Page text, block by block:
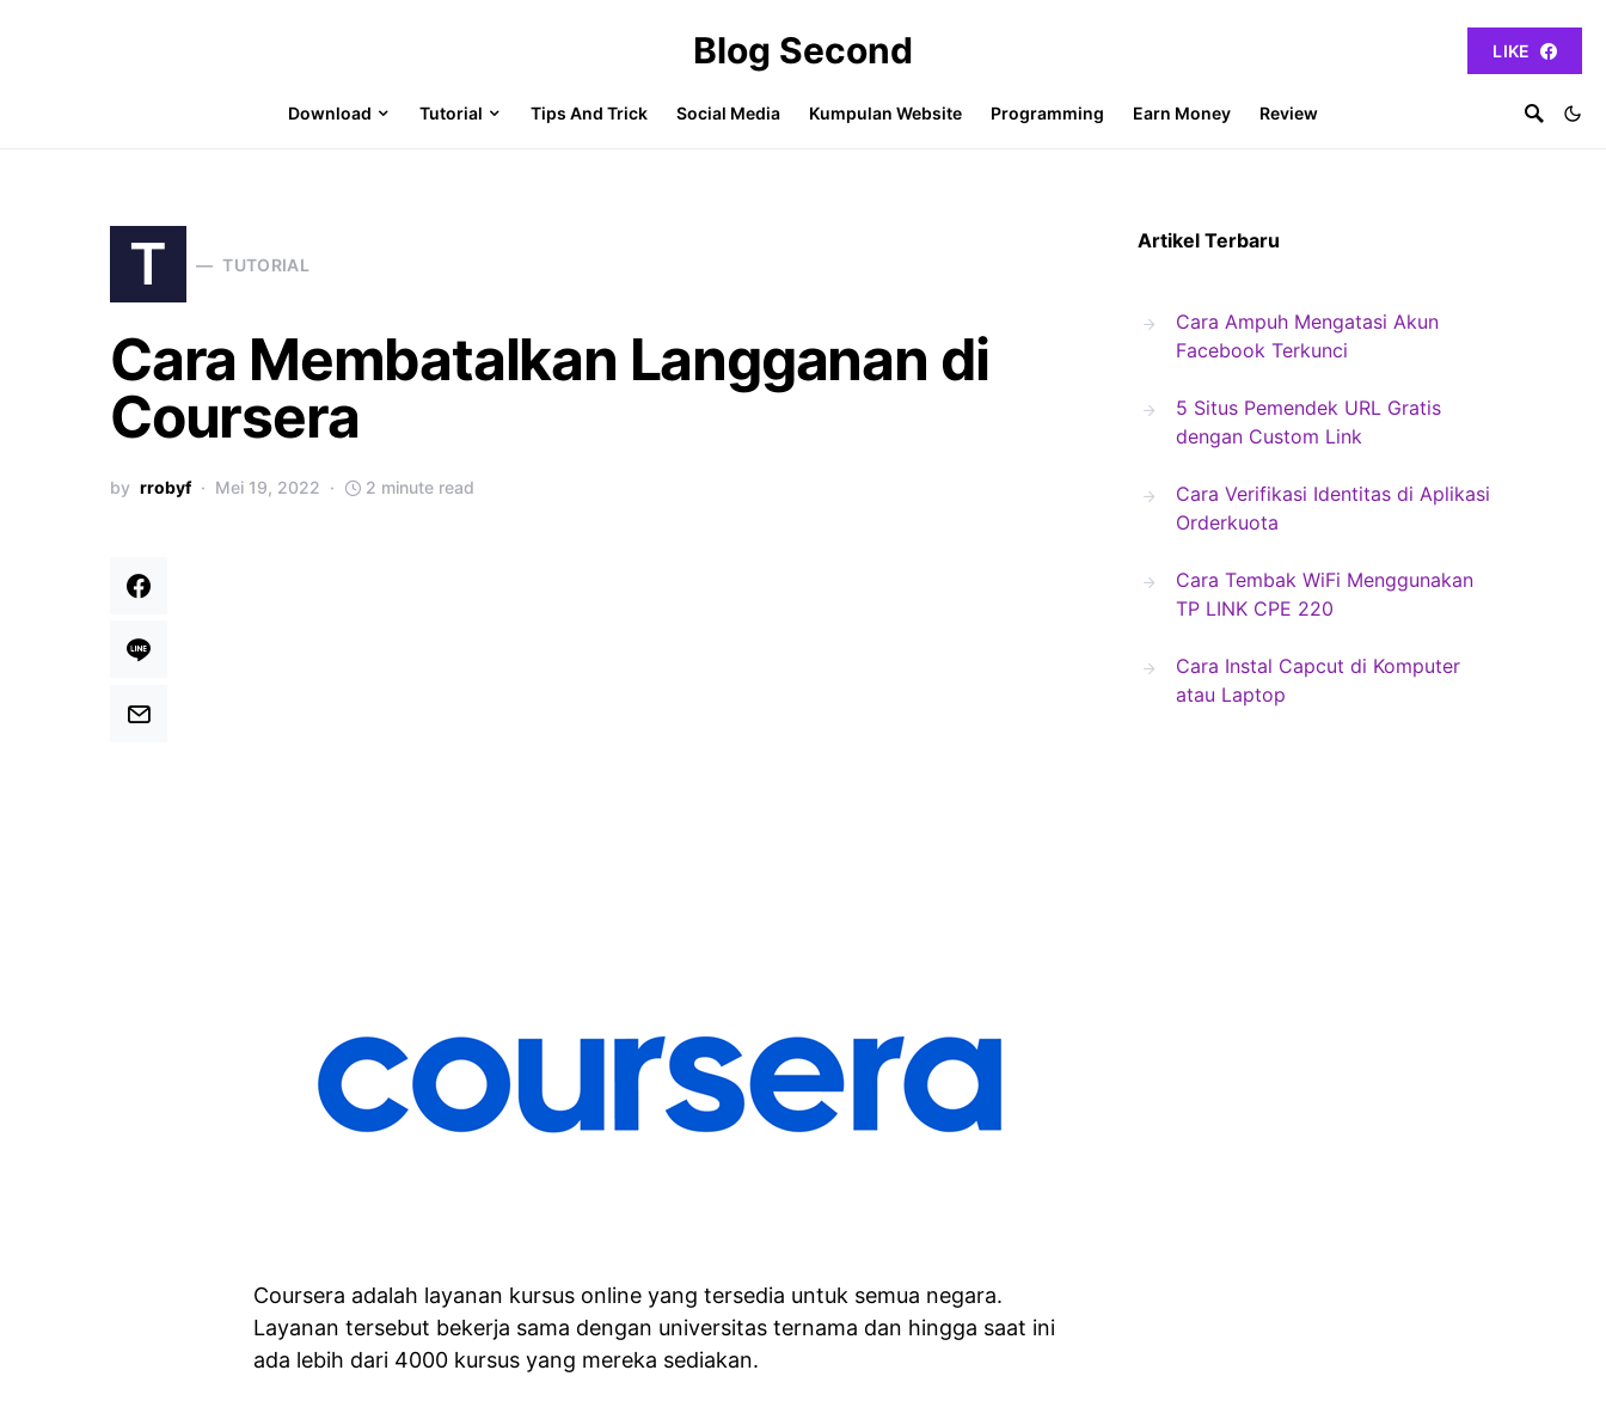
Blog Second LIKE
Download Tutorial Tips And Trick Social Media Kumpulan Website Programming Earn Money Review
T TUTORIAL
Cara Membatalkan Langganan di
Coursera
by rrobyf Mei 19, 2022 2 minute read
Coursera adalah layanan kursus online yang tersedia untuk semua negara.
Layanan tersebut bekerja sama dengan universitas ternama dan hingga saat ini
ada lebih dari 4000 kursus yang mereka sediakan.
Artikel Terbaru
Cara Ampuh Mengatasi Akun
Facebook Terkunci
5 Situs Pemendek URL Gratis
dengan Custom Link
Cara Verifikasi Identitas di Aplikasi
Orderkuota
Cara Tembak WiFi Menggunakan
TP LINK CPE 220
Cara Instal Capcut di Komputer
atau Laptop